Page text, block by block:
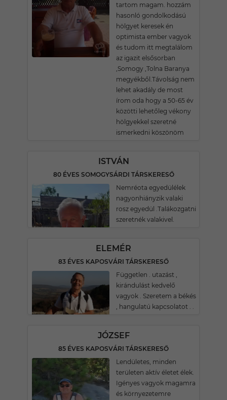
tartom magam. hozzám
hasonló gondolkodású
hölgyet keresek én
optimista ember vagyok
és tudom itt megtalálom
az igazit elsősorban
,Somogy ,Tolna Baranya
megyékből.Távolság nem
lehet akadály de most
írom oda hogy a 50-65 év
közötti lehetőleg vékony
hölgyekkel szeretné
ismerkedni köszönöm
ISTVÁN
80 ÉVES SOMOGYSÁRDI TÁRSKERESŐ
Nemréota egyedülélek
nagyonhiányzik valaki
rosz egyedül .Talákozgatni
szeretnék valakivel.
ELEMÉR
83 ÉVES KAPOSVÁRI TÁRSKERESŐ
Független . utazást ,
kirándulást kedvelő
vagyok . Szeretem a békés
, hangulatú kapcsolatot . .
JÓZSEF
85 ÉVES KAPOSVÁRI TÁRSKERESŐ
Lendületes, minden
területen aktív életet élek.
Igényes vagyok magamra
és környezetemre